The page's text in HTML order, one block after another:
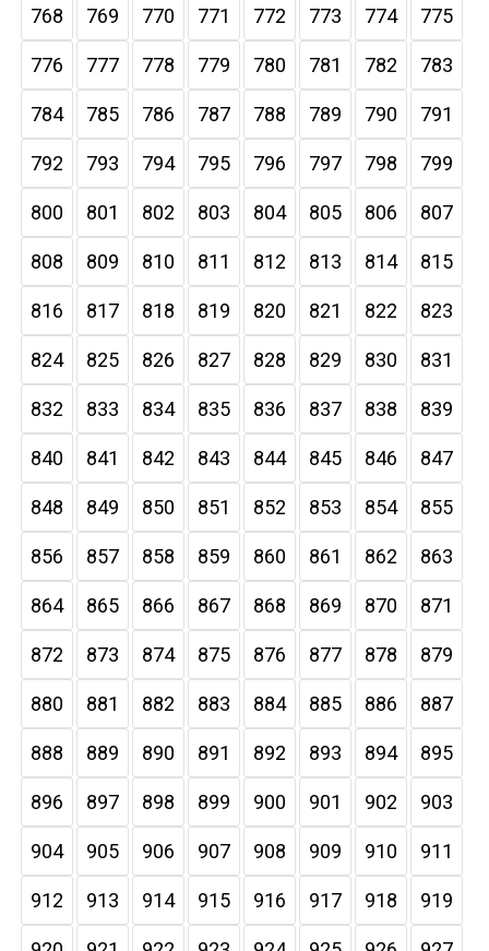
768 769 770 771 772 773 774 775
776 777 778 779 780 781 782 783
784 785 786 787 788 789 790 791
792 793 794 795 796 797 798 799
800 801 802 803 804 805 806 807
808 809 810 811 812 813 814 815
816 817 818 819 820 821 822 823
824 825 826 827 828 829 830 831
832 833 834 835 836 837 838 839
840 841 842 843 844 845 846 847
848 849 850 851 852 853 854 855
856 857 858 859 860 861 862 863
864 865 866 867 868 869 870 871
872 873 874 875 876 877 878 879
880 881 882 883 884 885 886 887
888 889 890 891 892 893 894 895
896 897 898 899 900 901 902 903
904 905 906 907 908 909 910 911
912 913 914 915 916 917 918 919